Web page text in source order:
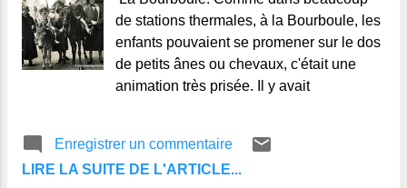
enveloppée dans du papier gaufré. La
belle chandelle prend place au milieu de
la table. Les préparatifs terminés, mon
vieux père, quoique malade, veut assister
de stations thermales, à la Bourboule, les
enfants pouvaient se promener sur le dos
de petits ânes ou chevaux, c'était une
animation très prisée. Il y avait
Enregistrer un commentaire
LIRE LA SUITE DE L'ARTICLE...